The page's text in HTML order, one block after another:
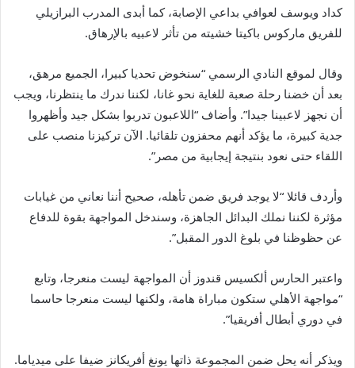
كداد ويوسف لعوافي بداعي الإصابة، كما أبدى المدرب البرازيلي
للفريق ماركوس باكيتا خشيته من تأثر لاعبيه بالإرهاق.
وقال لموقع النادي الرسمي “سنخوض تحديا كبيرا، الجميع مرهق،
بعد أن خضنا رحلة صعبة للغاية نحو غانا، لكننا ندرك ما ينتظرنا، ويجب
أن نجهز لاعبينا جيدا”. وأضاف “اللاعبون تدربوا بشكل جيد وأظهروا
جدية كبيرة، ما يؤكد أنهم محفزون تلقائيا. الآن تركيزنا منصب على
اللقاء حتى نعود بنتيجة إيجابية من مصر”.
وأردف قائلا “لا يوجد فريق ضمن تأهله، صحيح أننا نعاني من غيابات
مؤثرة لكننا نملك البدائل الجاهزة، وسندخل المواجهة بقوة للدفاع
عن حظوظنا في بلوغ الدور المقبل”.
واعتبر الحارس ألكسيس قندوز أن المواجهة ليست منعرجا، وتابع
“مواجهة الأهلي ستكون مباراة هامة، ولكنها ليست منعرجا حاسما
في دوري أبطال أفريقيا”.
ويذكر أنه يحل ضمن المجموعة ذاتها يونغ أفريكانز ضيفا على ميدياما.